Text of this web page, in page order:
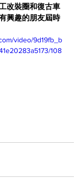
改裝圈和復古車
興趣的朋友屆時
video/9d19fb_b
108